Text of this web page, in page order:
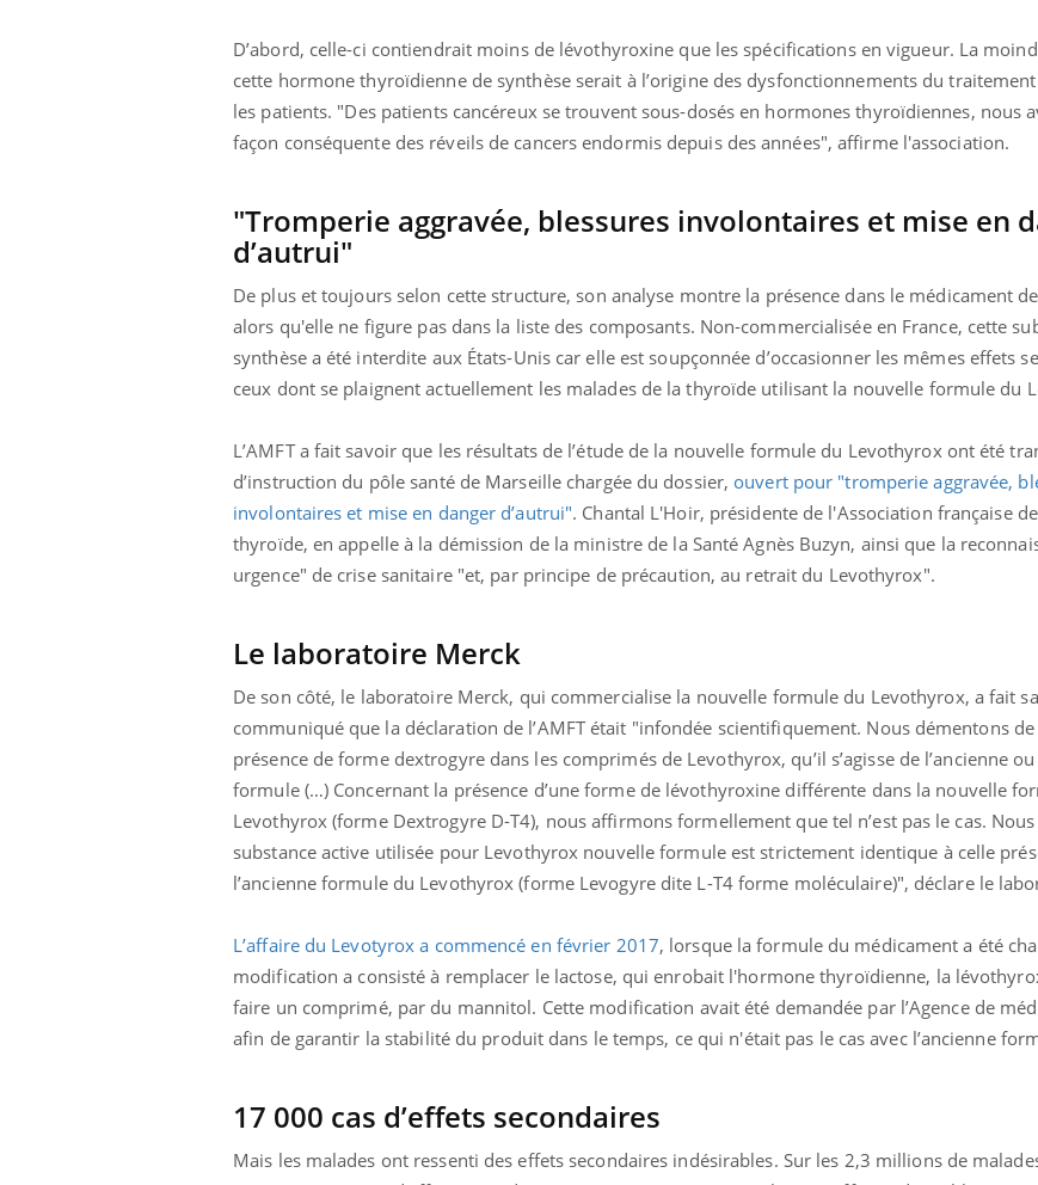
D’abord, celle-ci contiendrait moins de lévothyroxine que les spécifications en vigueur. La
cette hormone thyroïdienne de synthèse serait à l’origine des dysfonctionnements du
les patients. "Des patients cancéreux se trouvent sous-dosés en hormones thyroïdiennes, nous
façon conséquente des réveils de cancers endormis depuis des années", affirme l'association.
"Tromperie aggravée, blessures involontaires et mise en
d’autrui"
De plus et toujours selon cette structure, son analyse montre la présence dans le médicament
alors qu'elle ne figure pas dans la liste des composants. Non-commercialisée en France, cette
synthèse a été interdite aux États-Unis car elle est soupçonnée d’occasionner les mêmes effets
ceux dont se plaignent actuellement les malades de la thyroïde utilisant la nouvelle formule du
L’AMFT a fait savoir que les résultats de l’étude de la nouvelle formule du Levothyrox ont été
d’instruction du pôle santé de Marseille chargée du dossier, ouvert pour "tromperie aggravée,
involontaires et mise en danger d’autrui". Chantal L'Hoir, présidente de l'Association française
thyroïde, en appelle à la démission de la ministre de la Santé Agnès Buzyn, ainsi que la
urgence" de crise sanitaire "et, par principe de précaution, au retrait du Levothyrox".
Le laboratoire Merck
De son côté, le laboratoire Merck, qui commercialise la nouvelle formule du Levothyrox, a fait
communiqué que la déclaration de l’AMFT était "infondée scientifiquement. Nous démentons
présence de forme dextrogyre dans les comprimés de Levothyrox, qu’il s’agisse de l’ancienne
formule (…) Concernant la présence d’une forme de lévothyroxine différente dans la nouvelle
Levothyrox (forme Dextrogyre D-T4), nous affirmons formellement que tel n’est pas le cas.
substance active utilisée pour Levothyrox nouvelle formule est strictement identique à celle
l’ancienne formule du Levothyrox (forme Levogyre dite L-T4 forme moléculaire)", déclare le
L’affaire du Levotyrox a commencé en février 2017, lorsque la formule du médicament a été
modification a consisté à remplacer le lactose, qui enrobait l'hormone thyroïdienne, la
faire un comprimé, par du mannitol. Cette modification avait été demandée par l’Agence de
afin de garantir la stabilité du produit dans le temps, ce qui n'était pas le cas avec l’ancienne
17 000 cas d’effets secondaires
Mais les malades ont ressenti des effets secondaires indésirables. Sur les 2,3 millions de
Diabète & Ramadan 2026Youtube
Le Ramadan approche, et, pour de
nombreuses personnes atteintes de
diabète, c'est une période de questions, de
défis, mais ...
Youtube
Un « jumeau numérique » pour
faciliter l’accès à la médecine
préventiveYoutube
Un établissement lié à un groupe
mutualiste innove en matière de bilan de
santé : l'utilisation d'un « jumeau